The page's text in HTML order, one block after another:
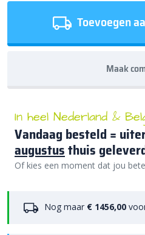
Toevoegen
Maak
In heel Nederland &
Vandaag besteld =
augustusthuis
Of kies een moment dat jou
Nog maar € 1456,00